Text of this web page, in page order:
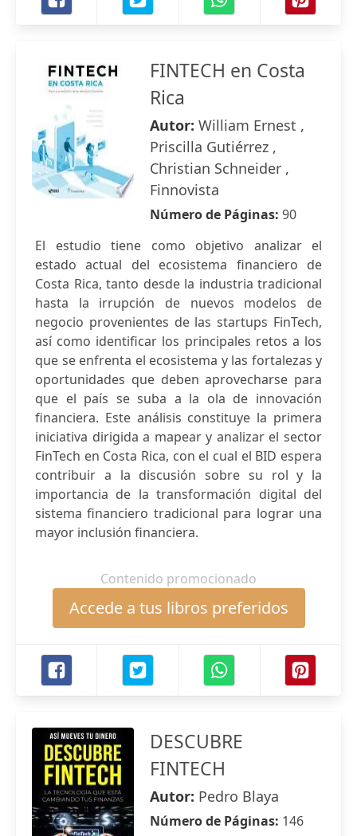
FINTECH en Costa
Rica
Autor: William Ernest ,
Priscilla Gutiérrez ,
Christian Schneider ,
Finnovista
Número de Páginas: 90
El estudio tiene como objetivo analizar el
estado actual del ecosistema financiero de
Costa Rica, tanto desde la industria tradicional
hasta la irrupción de nuevos modelos de
negocio provenientes de las startups FinTech,
así como identificar los principales retos a los
que se enfrenta el ecosistema y las fortalezas y
oportunidades que deben aprovecharse para
que el país se suba a la ola de innovación
financiera. Este análisis constituye la primera
iniciativa dirigida a mapear y analizar el sector
FinTech en Costa Rica, con el cual el BID espera
contribuir a la discusión sobre su rol y la
importancia de la transformación digital del
sistema financiero tradicional para lograr una
mayor inclusión financiera.
Contenido promocionado
Accede a tus libros preferidos
DESCUBRE
FINTECH
Autor: Pedro Blaya
Número de Páginas: 146